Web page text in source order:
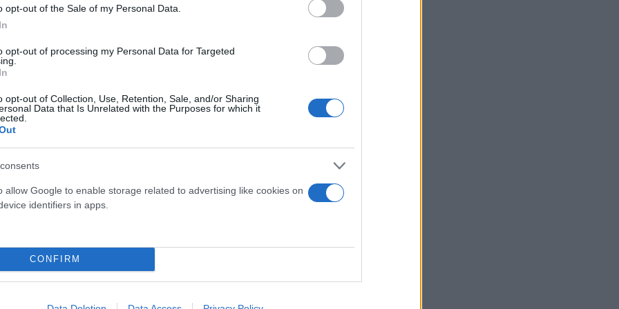
opt-out of the Sale of my Personal Data.
opt-out of processing my Personal Data for Targeted
opt-out of Collection, Use, Retention, Sale, and/or Sharing
Data that Is Unrelated with the Purposes for which it
allow Google to enable storage related to advertising like cookies on
identifiers in apps.
CONFIRM
ένας στους πέντε εργαζόμενους απασχολείται ακούσια
καταγράφει και τη μεγαλύτερη αύξηση στην ΕΕ από
σε θέσεις INE φτάνει το 17%, ενώ ηΚύπρος, η
σεχώρες της Κεντρικής και Ανατολικής Ευρώπης
χώρες όπως
τα ποσοστά να κυμαίνονται μεταξύ 4% και 5%.